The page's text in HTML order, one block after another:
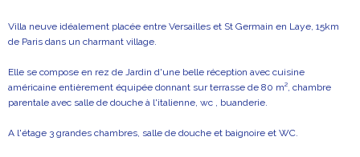
Villa neuve idéalement placée entre Versailles et St Germain en Laye, 15km
de Paris dans un charmant village.
Elle se compose en rez de Jardin d'une belle réception avec cuisine
américaine entièrement équipée donnant sur terrasse de 80 m², chambre
parentale avec salle de douche à l'italienne, wc , buanderie.
A l'étage 3 grandes chambres, salle de douche et baignoire et WC.